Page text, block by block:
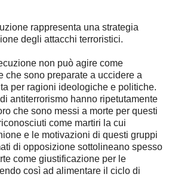
rappresenta una strategia
degli attacchi terroristici.
non può agire come
che sono preparate a uccidere a
per ragioni ideologiche e politiche.
antiterrorismo hanno ripetutamente
che sono messi a morte per questi
come martiri la cui
e le motivazioni di questi gruppi
di opposizione sottolineano spesso
come giustificazione per le
così ad alimentare il ciclo di